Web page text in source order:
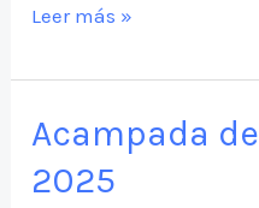
Acampada
2025
Leer más »
Acampada
2025